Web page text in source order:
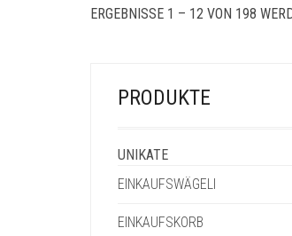
ERGEBNISSE 1 – 12 VON 198
PRODUKTE
UNIKATE
EINKAUFSWÄGELI
EINKAUFSKORB